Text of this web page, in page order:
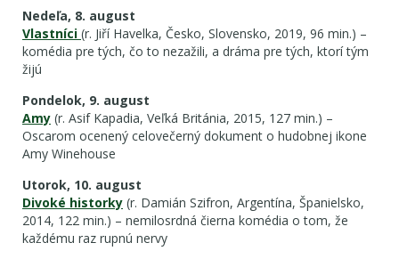
Nedeľa, 8. august
Vlastníci (r. Jiří Havelka, Česko, Slovensko, 2019, 96 min.) –
komédia pre tých, čo to nezažili, a dráma pre tých, ktorí tým
žijú
Pondelok, 9. august
Amy (r. Asif Kapadia, Veľká Británia, 2015, 127 min.) –
Oscarom ocenený celovečerný dokument o hudobnej ikone
Amy Winehouse
Utorok, 10. august
Divoké historky (r. Damián Szifron, Argentína, Španielsko,
2014, 122 min.) – nemilosrdná čierna komédia o tom, že
každému raz rupnú nervy